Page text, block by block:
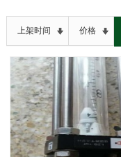
上架时间 价格